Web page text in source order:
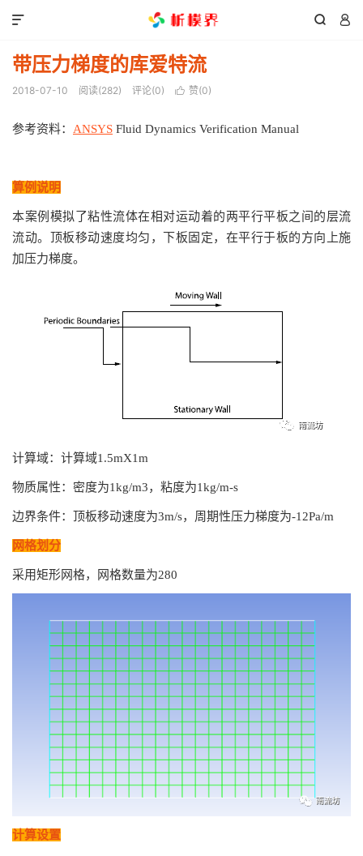
 

带压力梯度的库爱特流
2018-07-10 阅读(282) 评论(0)  赞(0)
参考资料： ANSYS Fluid Dynamics Verification Manual
算例说明
本案例模拟了粘性流体在相对运动着的两平行平板之间的层流
流动。顶板移动速度均匀，下板固定，在平行于板的方向上施
加压力梯度。
计算域：计算域1.5mX1m
物质属性：密度为1kg/m3，粘度为1kg/m-s
边界条件：顶板移动速度为3m/s，周期性压力梯度为-12Pa/m
网格划分
采用矩形网格，网格数量为280
计算设置